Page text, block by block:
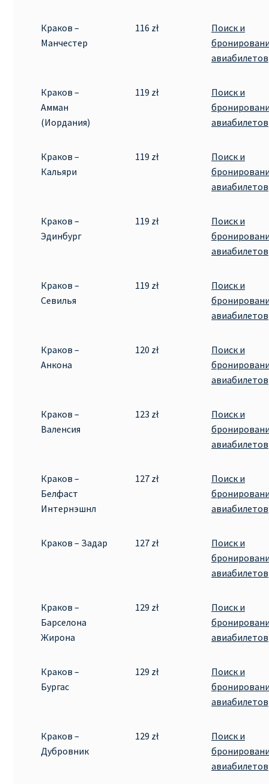
Краков –
Манчестер
116 zł
Поиск и
авиабилетов
Краков –
Амман
(Иордания)
119 zł
Поиск и
авиабилетов
Краков –
Кальяри
119 zł
Поиск и
авиабилетов
Краков –
Эдинбург
119 zł
Поиск и
авиабилетов
Краков –
Севилья
119 zł
Поиск и
авиабилетов
Краков –
Анкона
120 zł
Поиск и
авиабилетов
Краков –
Валенсия
123 zł
Поиск и
авиабилетов
Краков –
Белфаст
Интернэшнл
127 zł
Поиск и
авиабилетов
Краков – Задар 127 zł
Поиск и
авиабилетов
Краков –
Барселона
Жирона
129 zł
Поиск и
авиабилетов
Краков –
Бургас
129 zł
Поиск и
авиабилетов
Краков –
Дубровник
129 zł
Поиск и
авиабилетов